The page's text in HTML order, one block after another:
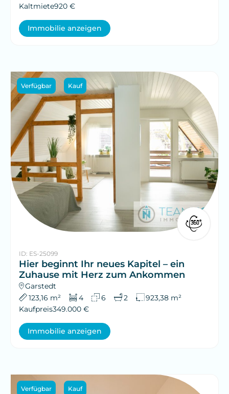
Kaltmiete920 €
Immobilie anzeigen
Verfügbar Kauf
ID: ES-25099
Hier beginnt Ihr neues Kapitel – ein
Zuhause mit Herz zum Ankommen
Garstedt
123,16 m²
4 6 2
923,38 m²
Kaufpreis349.000 €
Immobilie anzeigen
Verfügbar Kauf